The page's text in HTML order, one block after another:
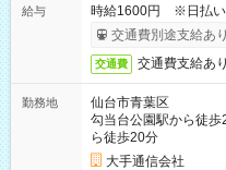
給与
時給1600円 ※日払い
交通費別途支給あり
交通費 交通費支給あ
勤務地
仙台市青葉区
勾当台公園駅から徒歩
ら徒歩20分
大手通信会社